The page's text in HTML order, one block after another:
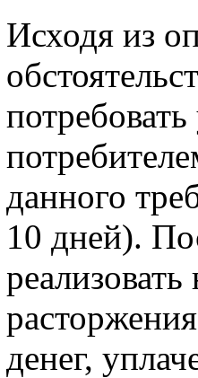
Исходя из
данного
10 дней).
денег,